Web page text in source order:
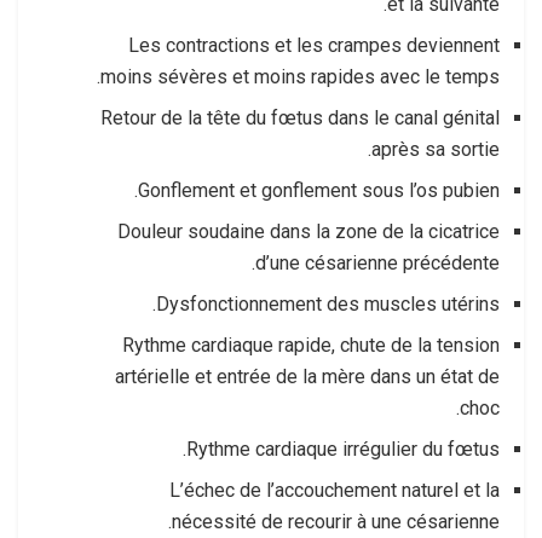
Les contractions et les crampes deviennent
moins sévères et moins rapides avec le temps.
Retour de la tête du fœtus dans le canal génital
après sa sortie.
Gonflement et gonflement sous l’os pubien.
Douleur soudaine dans la zone de la cicatrice
d’une césarienne précédente.
Dysfonctionnement des muscles utérins.
Rythme cardiaque rapide, chute de la tension
artérielle et entrée de la mère dans un état de
choc.
Rythme cardiaque irrégulier du fœtus.
L’échec de l’accouchement naturel et la
nécessité de recourir à une césarienne.